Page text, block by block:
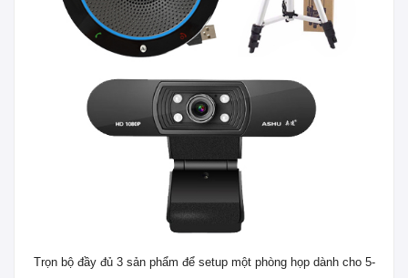
Trọn bộ đầy đủ 3 sản phẩm để setup một phòng họp dành cho 5-